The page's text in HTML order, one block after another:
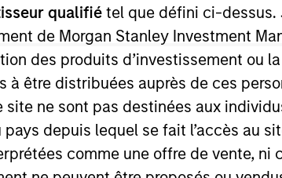
qualifié tel que défini ci-dessus.
de Morgan Stanley Investment
des produits d’investissement ou
être distribuées auprès de ces
ne sont pas destinées aux
depuis lequel se fait l’accès au
comme une offre de vente, ni
website has not been authorized, sponsored,
navigating to a third party site. We are
not imply any endorsement, approval,
event shall we be responsible for the